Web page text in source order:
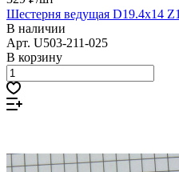
Шестерня ведущая D19.4x14
В наличии
Арт. U503-211-025
В корзину